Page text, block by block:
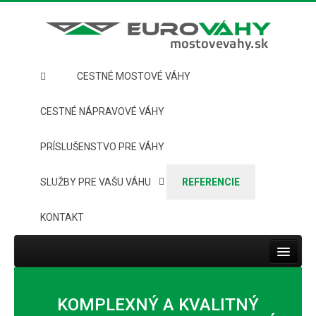
CESTNÉ MOSTOVÉ VÁHY
CESTNÉ NÁPRAVOVÉ VÁHY
PRÍSLUŠENSTVO PRE VÁHY
SLUŽBY PRE VAŠU VÁHU REFERENCIE
KONTAKT
Toggle
CESTNÉ MOSTOVÉ VÁHY
KOMPLEXNÝ A KVALITNÝ